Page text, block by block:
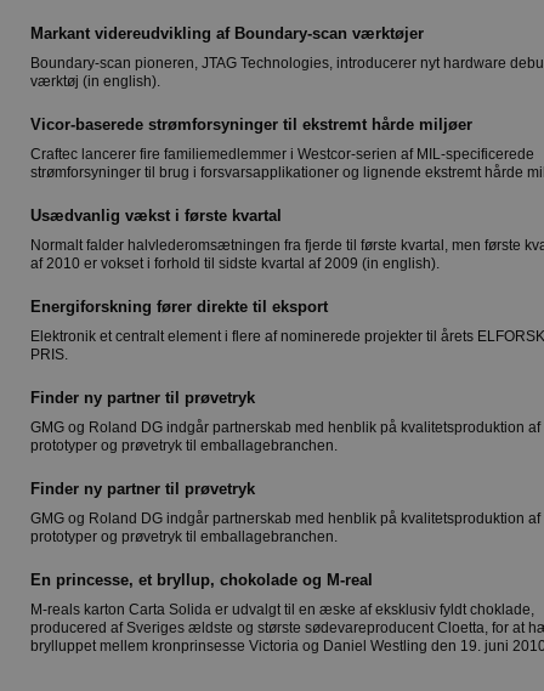
Markant videreudvikling af Boundary-scan værktøjer
Boundary-scan pioneren, JTAG Technologies, introducerer nyt hardware
værktøj (in english).
Vicor-baserede strømforsyninger til ekstremt hårde miljøer
Craftec lancerer fire familiemedlemmer i Westcor-serien af MIL-specificerede
strømforsyninger til brug i forsvarsapplikationer og lignende ekstremt hårde
Usædvanlig vækst i første kvartal
Normalt falder halvlederomsætningen fra fjerde til første kvartal, men første
af 2010 er vokset i forhold til sidste kvartal af 2009 (in english).
Energiforskning fører direkte til eksport
Elektronik et centralt element i flere af nominerede projekter til årets ELFORSK
PRIS.
Finder ny partner til prøvetryk
GMG og Roland DG indgår partnerskab med henblik på kvalitetsproduktion af
prototyper og prøvetryk til emballagebranchen.
Finder ny partner til prøvetryk
GMG og Roland DG indgår partnerskab med henblik på kvalitetsproduktion af
prototyper og prøvetryk til emballagebranchen.
En princesse, et bryllup, chokolade og M-real
M-reals karton Carta Solida er udvalgt til en æske af eksklusiv fyldt choklade,
producered af Sveriges ældste og største sødevareproducent Cloetta, for at
brylluppet mellem kronprinsesse Victoria og Daniel Westling den 19. juni